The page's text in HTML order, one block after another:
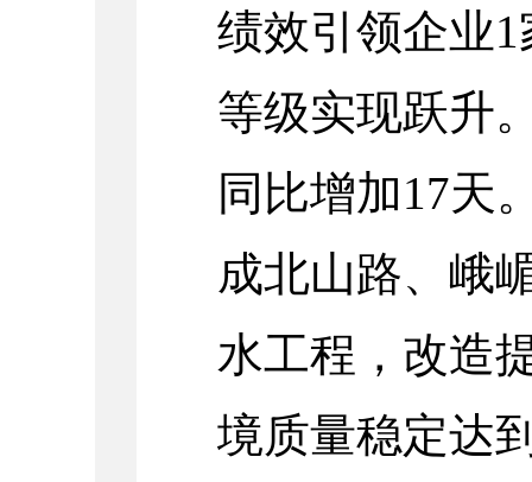
绩效引领企业
等级实现跃升
同比增加17天
成北山路、峨
水工程，改造
境质量稳定达